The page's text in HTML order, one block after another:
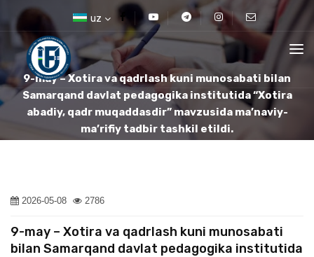
uz
9-may – Xotira va qadrlash kuni munosabati bilan
Samarqand davlat pedagogika institutida “Xotira
abadiy, qadr muqaddasdir” mavzusida ma’naviy-
ma’rifiy tadbir tashkil etildi.
2026-05-08 2786
9-may – Xotira va qadrlash kuni munosabati
bilan Samarqand davlat pedagogika institutida